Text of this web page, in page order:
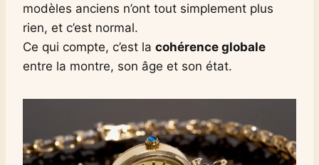
modèles anciens n’ont tout simplement plus
rien, et c’est normal.
Ce qui compte, c’est la cohérence globale
entre la montre, son âge et son état.